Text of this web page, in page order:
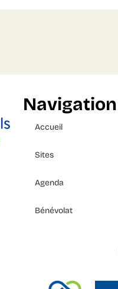
Navigation
Accueil
Sites
Agenda
Bénévolat